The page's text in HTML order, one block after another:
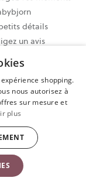
détails
un avis
réservés.
shopping.
nous autorisez à
sur mesure et
plus